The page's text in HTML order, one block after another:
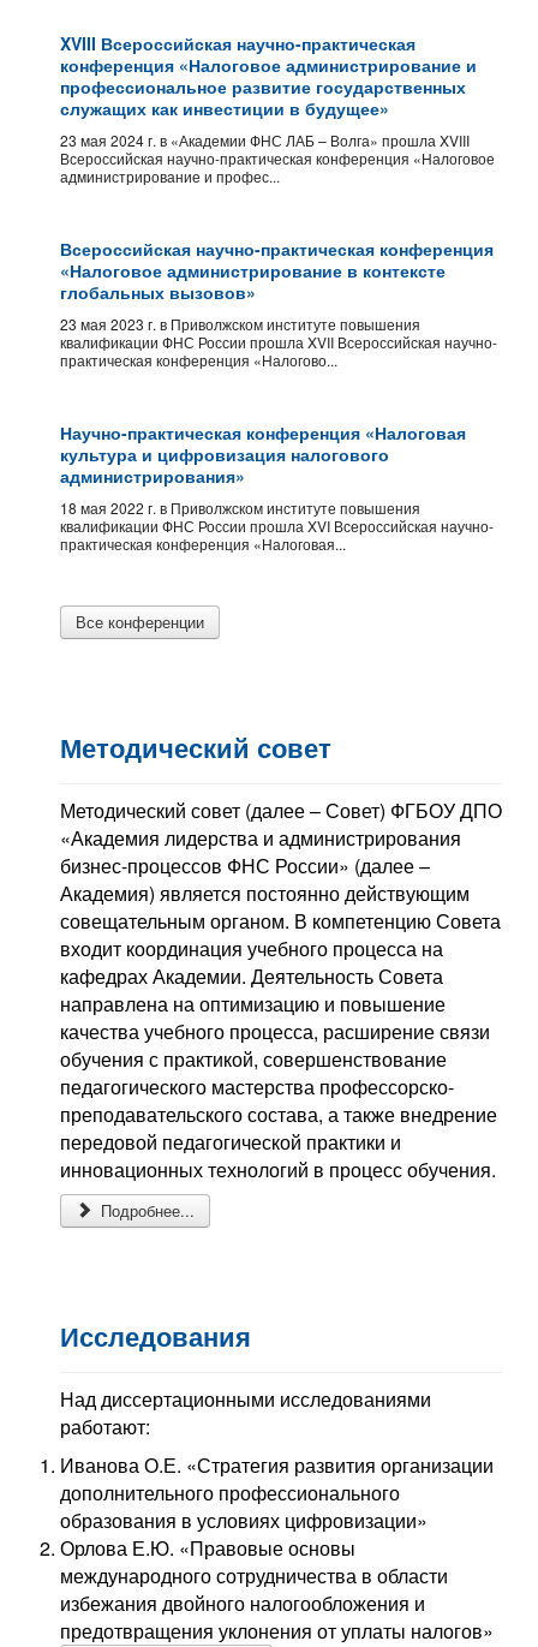
XVIII Всероссийская научно-практическая
конференция «Налоговое администрирование и
профессиональное развитие государственных
служащих как инвестиции в будущее»
23 мая 2024 г. в «Академии ФНС ЛАБ – Волга» прошла XVIII
Всероссийская научно-практическая конференция «Налоговое
администрирование и профес...
Всероссийская научно-практическая конференция
«Налоговое администрирование в контексте
глобальных вызовов»
23 мая 2023 г. в Приволжском институте повышения
квалификации ФНС России прошла XVII Всероссийская научно-
практическая конференция «Налогово...
Научно-практическая конференция «Налоговая
культура и цифровизация налогового
администрирования»
18 мая 2022 г. в Приволжском институте повышения
квалификации ФНС России прошла XVI Всероссийская научно-
практическая конференция «Налоговая...
Все конференции
Методический совет
Методический совет (далее – Совет) ФГБОУ ДПО
«Академия лидерства и администрирования
бизнес-процессов ФНС России» (далее –
Академия) является постоянно действующим
совещательным органом. В компетенцию Совета
входит координация учебного процесса на
кафедрах Академии. Деятельность Совета
направлена на оптимизацию и повышение
качества учебного процесса, расширение связи
обучения с практикой, совершенствование
педагогического мастерства профессорско-
преподавательского состава, а также внедрение
передовой педагогической практики и
инновационных технологий в процесс обучения.
Подробнее...
Исследования
Над диссертационными исследованиями
работают:
Иванова О.Е. «Стратегия развития организации
дополнительного профессионального
образования в условиях цифровизации»
Орлова Е.Ю. «Правовые основы
международного сотрудничества в области
избежания двойного налогообложения и
предотвращения уклонения от уплаты налогов»